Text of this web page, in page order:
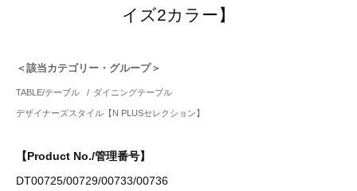
イズ2カラー】
＜該当カテゴリー・グループ＞
TABLE/テーブル / ダイニングテーブル
デザイナーズスタイル【N PLUSセレクション】
【Product No./管理番号】
DT00725/00729/00733/00736